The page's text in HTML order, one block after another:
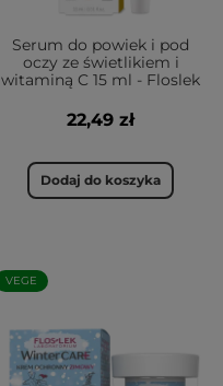
Serum do powiek i pod
oczy ze świetlikiem i
witaminą C 15 ml - Floslek
22,49 zł
Dodaj do koszyka
VEGE